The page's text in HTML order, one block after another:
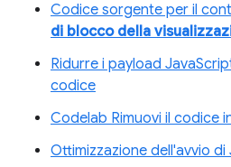
Codice sorgente per il
di blocco della
Ridurre i payload
codice
Codelab Rimuovi il codice
Ottimizzazione dell'avvio di